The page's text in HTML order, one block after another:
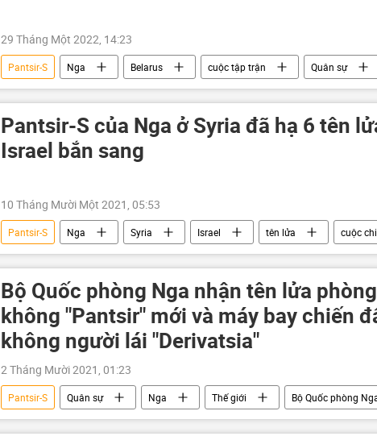
29 Tháng Một 2022, 14:23
Pantsir-S Nga Belarus cuộc tập trận Quân sự
Pantsir-S của Nga ở Syria đã hạ 6 tên
Israel bắn sang
10 Tháng Mười Một 2021, 05:53
Pantsir-S Nga Syria Israel tên lửa cuộc
Bộ Quốc phòng Nga nhận tên lửa phòng
không "Pantsir" mới và máy bay chiến
không người lái "Derivatsia"
2 Tháng Mười 2021, 01:23
Pantsir-S Quân sự Nga Thế giới
Bộ Quốc phòng
máy bay chiến đấu